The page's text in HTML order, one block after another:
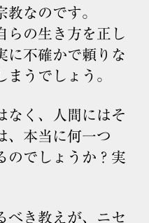
なのです。
の生き方を正し
に不確かで頼りな
うでしょう。
く、人間にはそ
、本当に何一つ
のでしょうか？実
き教えが、ニセ